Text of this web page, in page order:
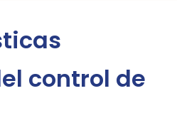
control de